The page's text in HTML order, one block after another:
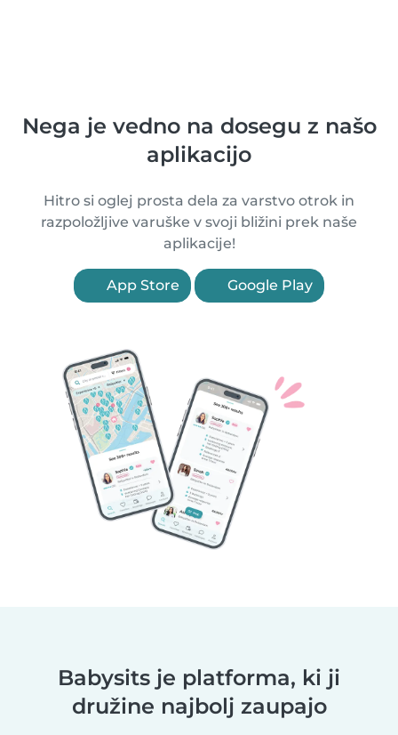
Nega je vedno na dosegu z našo
aplikacijo
Hitro si oglej prosta dela za varstvo otrok in
razpoložljive varuške v svoji bližini prek naše
aplikacije!
App Store Google Play
Babysits je platforma, ki ji
družine najbolj zaupajo